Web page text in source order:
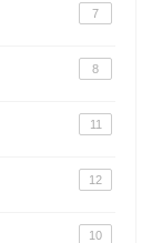
7
8
11
12
10